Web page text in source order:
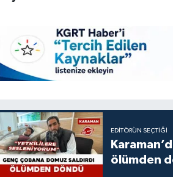
EDITÖRÜN SEÇTIĞI
ölümden